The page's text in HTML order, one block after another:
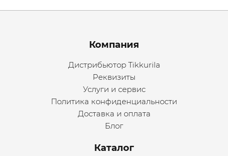
Menu footer
Компания
Дистрибьютор Tikkurila
Реквизиты
Услуги и сервис
Политика конфиденциальности
Доставка и оплата
Блог
Каталог